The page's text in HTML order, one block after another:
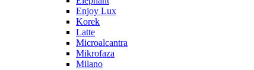
Enjoy Lux
Korek
Latte
Microalcantra
Mikrofaza
Milano